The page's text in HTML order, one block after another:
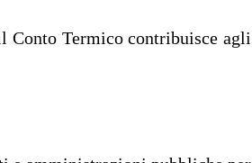
Termico contribuisce agli